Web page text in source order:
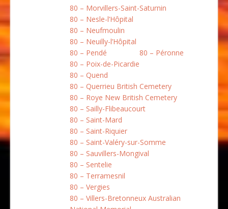
80 – Morvillers-Saint-Saturnin
80 – Nesle-l’Hôpital
80 – Neufmoulin
80 – Neuilly-l’Hôpital
80 – Pendé
80 – Péronne
80 – Poix-de-Picardie
80 – Quend
80 – Querrieu British Cemetery
80 – Roye New British Cemetery
80 – Sailly-Flibeaucourt
80 – Saint-Mard
80 – Saint-Riquier
80 – Saint-Valéry-sur-Somme
80 – Sauvillers-Mongival
80 – Sentelie
80 – Terramesnil
80 – Vergies
80 – Villers-Bretonneux Australian